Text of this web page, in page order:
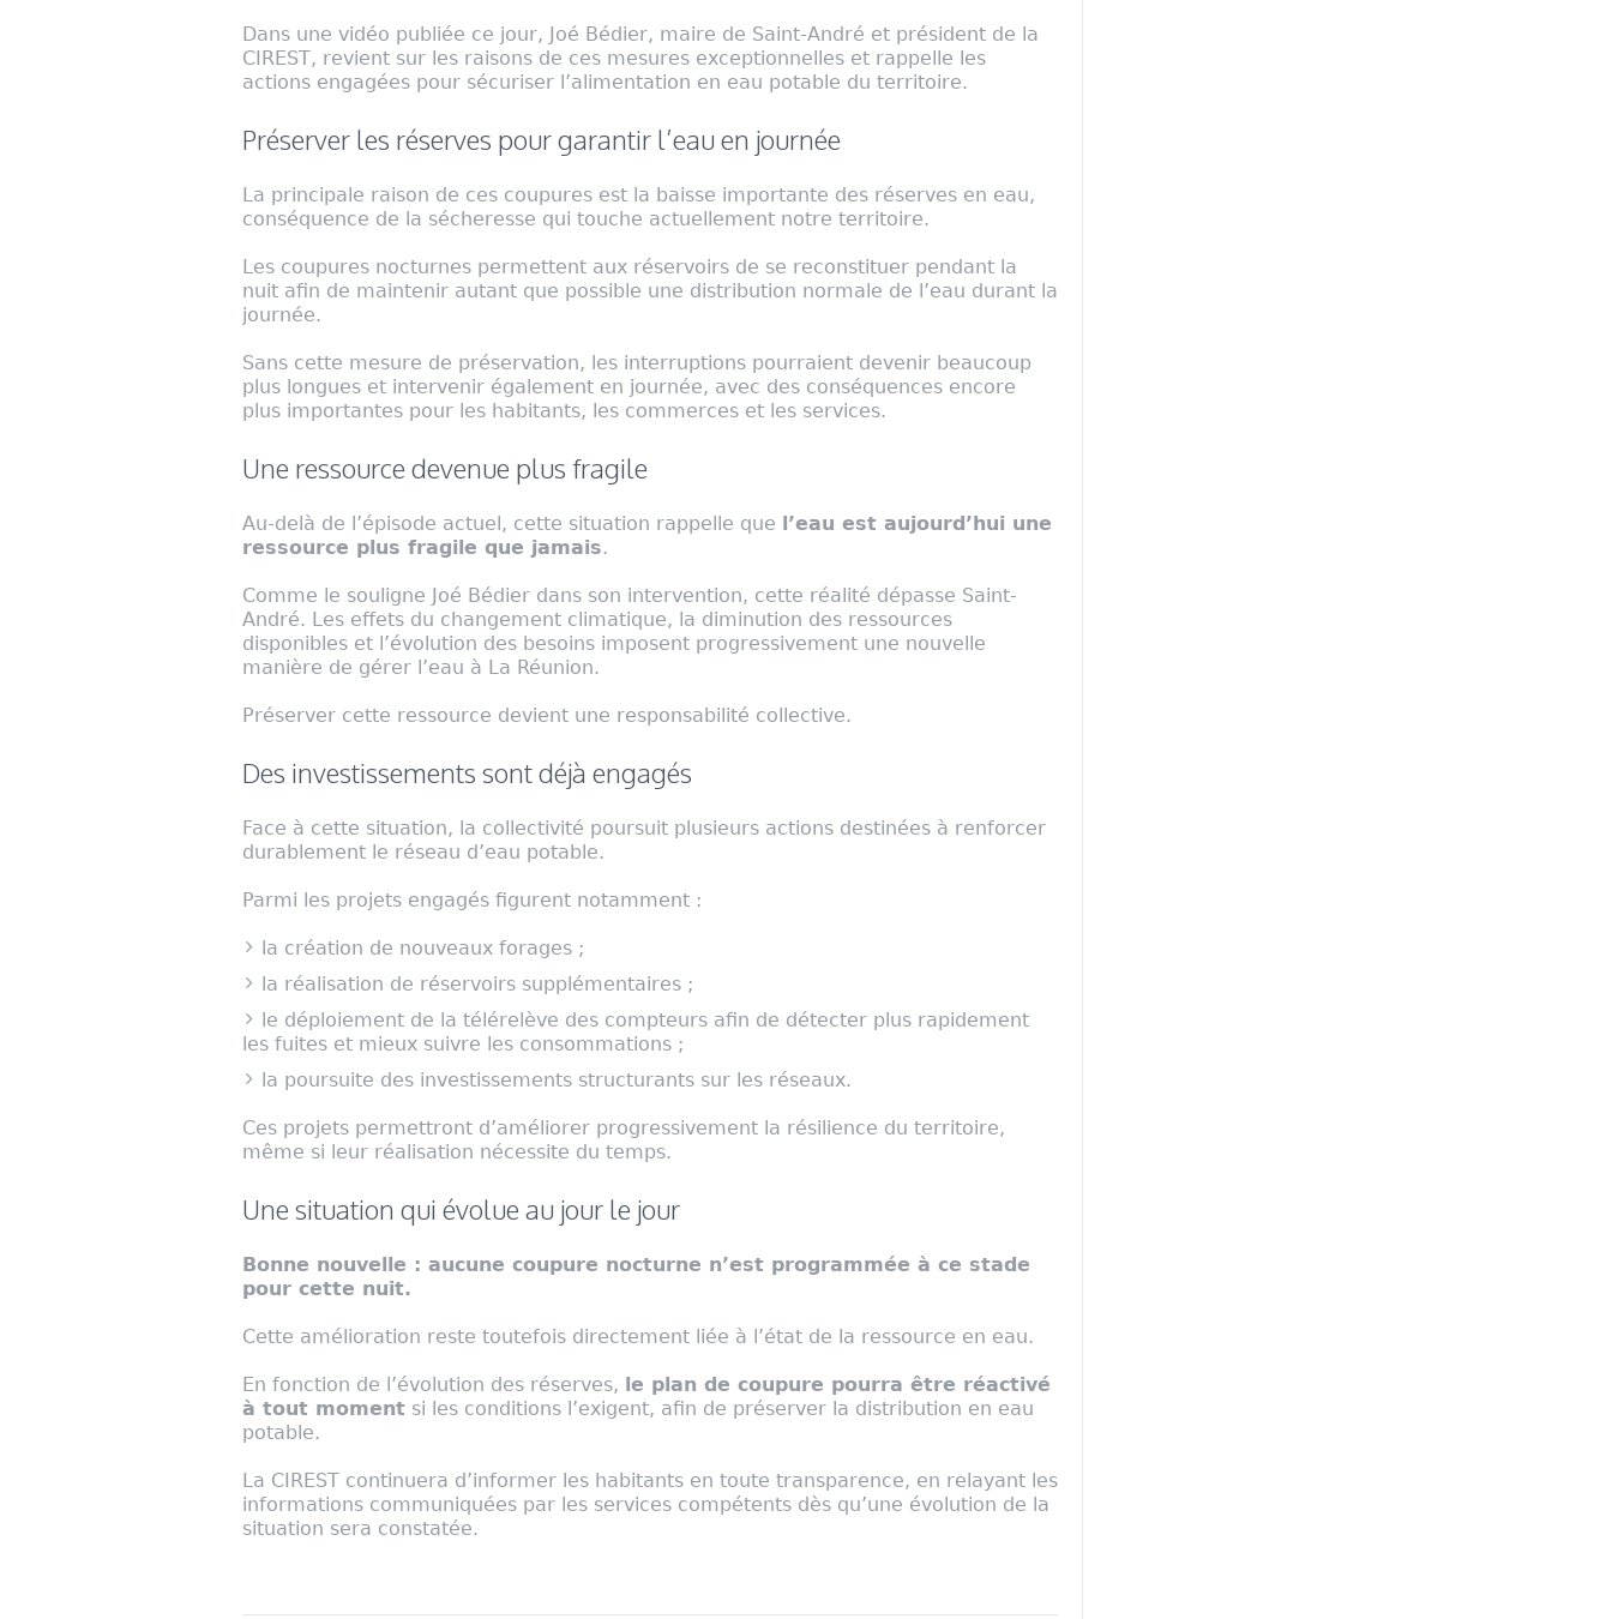
Dans une vidéo publiée ce jour, Joé Bédier, maire de Saint-André et président de la
CIREST, revient sur les raisons de ces mesures exceptionnelles et rappelle les
actions engagées pour sécuriser l’alimentation en eau potable du territoire.
Préserver les réserves pour garantir l’eau en journée
La principale raison de ces coupures est la baisse importante des réserves en eau,
conséquence de la sécheresse qui touche actuellement notre territoire.
Les coupures nocturnes permettent aux réservoirs de se reconstituer pendant la
nuit afin de maintenir autant que possible une distribution normale de l’eau durant la
journée.
Sans cette mesure de préservation, les interruptions pourraient devenir beaucoup
plus longues et intervenir également en journée, avec des conséquences encore
plus importantes pour les habitants, les commerces et les services.
Une ressource devenue plus fragile
Au-delà de l’épisode actuel, cette situation rappelle que
l’eau est aujourd’hui une
ressource plus fragile que jamais.
Comme le souligne Joé Bédier dans son intervention, cette réalité dépasse Saint-
André. Les effets du changement climatique, la diminution des ressources
disponibles et l’évolution des besoins imposent progressivement une nouvelle
manière de gérer l’eau à La Réunion.
Préserver cette ressource devient une responsabilité collective.
Des investissements sont déjà engagés
Face à cette situation, la collectivité poursuit plusieurs actions destinées à renforcer
durablement le réseau d’eau potable.
Parmi les projets engagés figurent notamment :
la création de nouveaux forages ;
la réalisation de réservoirs supplémentaires ;
le déploiement de la télérelève des compteurs afin de détecter plus rapidement
les fuites et mieux suivre les consommations ;
la poursuite des investissements structurants sur les réseaux.
Ces projets permettront d’améliorer progressivement la résilience du territoire,
même si leur réalisation nécessite du temps.
Une situation qui évolue au jour le jour
Bonne nouvelle : aucune coupure nocturne n’est programmée à ce stade
pour cette nuit.
Cette amélioration reste toutefois directement liée à l’état de la ressource en eau.
En fonction de l’évolution des réserves, le plan de coupure pourra être réactivé
à tout moment si les conditions l’exigent, afin de préserver la distribution en eau
potable.
La CIREST continuera d’informer les habitants en toute transparence, en relayant les
informations communiquées par les services compétents dès qu’une évolution de la
situation sera constatée.